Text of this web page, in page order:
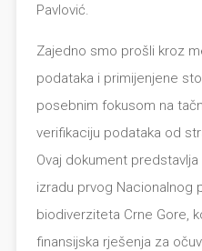
Pavlović.
Zajedno smo prošli kroz
podataka i primijenjene
posebnim fokusom na
verifikaciju podataka od
Ovaj dokument
izradu prvog Nacionalnog
biodiverziteta Crne Gore,
finansijska rješenja za